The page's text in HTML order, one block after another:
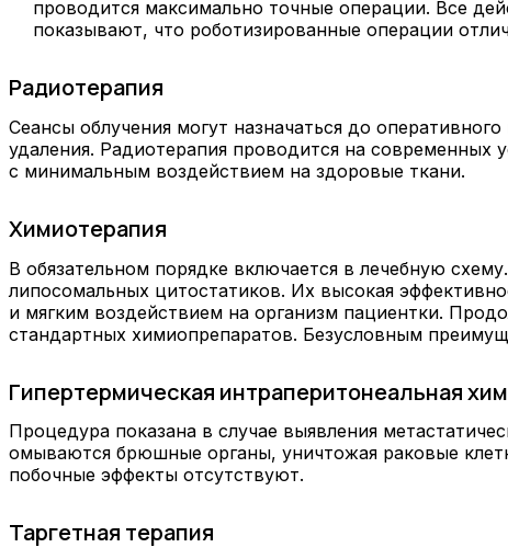
проводится максимально точные операции. Все
показывают, что роботизированные операции
Радиотерапия
Сеансы облучения могут назначаться до
удаления. Радиотерапия проводится на современных
с минимальным воздействием на здоровые ткани.
Химиотерапия
В обязательном порядке включается в лечебную
липосомальных цитостатиков. Их высокая
и мягким воздействием на организм пациентки.
стандартных химиопрепаратов. Безусловным
Гипертермическая интраперитонеальная
Процедура показана в случае выявления
омываются брюшные органы, уничтожая раковые
побочные эффекты отсутствуют.
Таргетная терапия